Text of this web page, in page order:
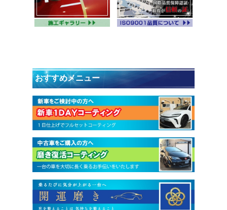
おすすめメニュー